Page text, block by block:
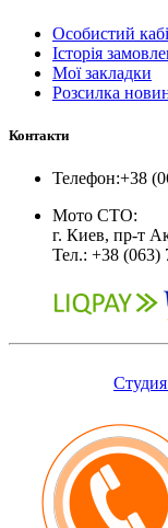
Особистий
Історія
Мої закладки
Розсилка
Контакти
Телефон:+38
Мото СТО:
г. Киев, пр-т
Тел.: +38 (063)